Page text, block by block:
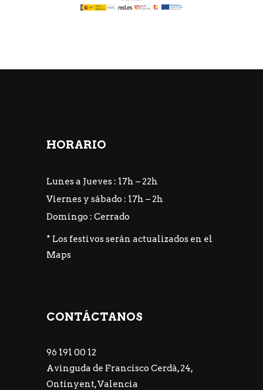
HORARIO
Lunes a Jueves : 17h – 22h
Viernes y sábado : 17h – 2h
Domingo : Cerrado
* Los festivos serán actualizados en el
Maps
CONTÁCTANOS
96 191 00 12
Avinguda de Francisco Cerdà, 24,
Ontinyent, Valencia